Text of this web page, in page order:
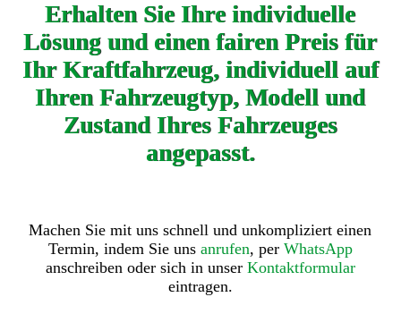
Erhalten Sie Ihre individuelle
Lösung und einen fairen Preis für
Ihr Kraftfahrzeug, individuell auf
Ihren Fahrzeugtyp, Modell und
Zustand Ihres Fahrzeuges
angepasst.
Machen Sie mit uns schnell und unkompliziert einen
Termin, indem Sie uns anrufen, per WhatsApp
anschreiben oder sich in unser Kontaktformular
eintragen.